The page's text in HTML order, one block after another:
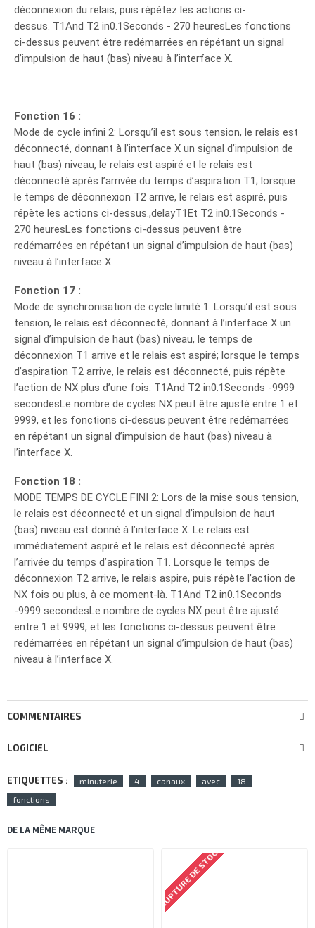
déconnexion du relais, puis répétez les actions ci-
dessus. T1And T2 in0.1Seconds - 270 heuresLes fonctions
ci-dessus peuvent être redémarrées en répétant un signal
d’impulsion de haut (bas) niveau à l’interface X.
Fonction 16 :
Mode de cycle infini 2: Lorsqu’il est sous tension, le relais est
déconnecté, donnant à l’interface X un signal d’impulsion de
haut (bas) niveau, le relais est aspiré et le relais est
déconnecté après l’arrivée du temps d’aspiration T1; lorsque
le temps de déconnexion T2 arrive, le relais est aspiré, puis
répète les actions ci-dessus.,delayT1Et T2 in0.1Seconds -
270 heuresLes fonctions ci-dessus peuvent être
redémarrées en répétant un signal d’impulsion de haut (bas)
niveau à l’interface X.
Fonction 17 :
Mode de synchronisation de cycle limité 1: Lorsqu’il est sous
tension, le relais est déconnecté, donnant à l’interface X un
signal d’impulsion de haut (bas) niveau, le temps de
déconnexion T1 arrive et le relais est aspiré; lorsque le temps
d’aspiration T2 arrive, le relais est déconnecté, puis répète
l’action de NX plus d’une fois. T1And T2 in0.1Seconds -9999
secondesLe nombre de cycles NX peut être ajusté entre 1 et
9999, et les fonctions ci-dessus peuvent être redémarrées
en répétant un signal d’impulsion de haut (bas) niveau à
l’interface X.
Fonction 18 :
MODE TEMPS DE CYCLE FINI 2: Lors de la mise sous tension,
le relais est déconnecté et un signal d’impulsion de haut
(bas) niveau est donné à l’interface X. Le relais est
immédiatement aspiré et le relais est déconnecté après
l’arrivée du temps d’aspiration T1. Lorsque le temps de
déconnexion T2 arrive, le relais aspire, puis répète l’action de
NX fois ou plus, à ce moment-là. T1And T2 in0.1Seconds
-9999 secondesLe nombre de cycles NX peut être ajusté
entre 1 et 9999, et les fonctions ci-dessus peuvent être
redémarrées en répétant un signal d’impulsion de haut (bas)
niveau à l’interface X.
COMMENTAIRES
LOGICIEL
ETIQUETTES : minuterie 4 canaux avec
18
fonctions
DE LA MÊME MARQUE
RUPTURE DE STOCK